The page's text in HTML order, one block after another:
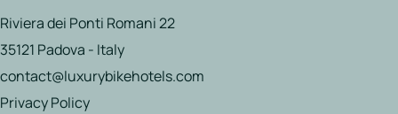
Riviera dei Ponti Romani 22
35121 Padova - Italy
contact@luxurybikehotels.com
Privacy Policy